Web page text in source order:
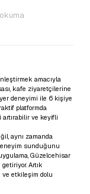
amacıyla
kafe ziyaretçilerine
deneyimi ile 6 kişiye
platformda
ve keyifli
aynı zamanda
sunduğunu
Güzelcehisar
Artık
ve etkileşim dolu